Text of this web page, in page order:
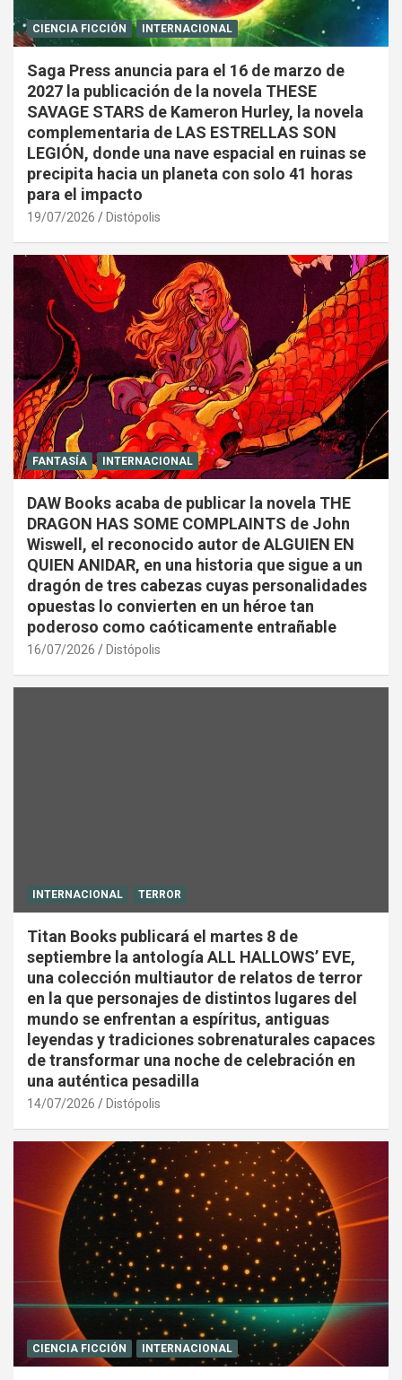
CIENCIA FICCIÓN INTERNACIONAL
Saga Press anuncia para el 16 de marzo de
2027 la publicación de la novela THESE
SAVAGE STARS de Kameron Hurley, la novela
complementaria de LAS ESTRELLAS SON
LEGIÓN, donde una nave espacial en ruinas se
precipita hacia un planeta con solo 41 horas
para el impacto
19/07/2026 Distópolis
FANTASÍA INTERNACIONAL
DAW Books acaba de publicar la novela THE
DRAGON HAS SOME COMPLAINTS de John
Wiswell, el reconocido autor de ALGUIEN EN
QUIEN ANIDAR, en una historia que sigue a un
dragón de tres cabezas cuyas personalidades
opuestas lo convierten en un héroe tan
poderoso como caóticamente entrañable
16/07/2026 Distópolis
INTERNACIONAL TERROR
Titan Books publicará el martes 8 de
septiembre la antología ALL HALLOWS’ EVE,
una colección multiautor de relatos de terror
en la que personajes de distintos lugares del
mundo se enfrentan a espíritus, antiguas
leyendas y tradiciones sobrenaturales capaces
de transformar una noche de celebración en
una auténtica pesadilla
14/07/2026 Distópolis
CIENCIA FICCIÓN INTERNACIONAL